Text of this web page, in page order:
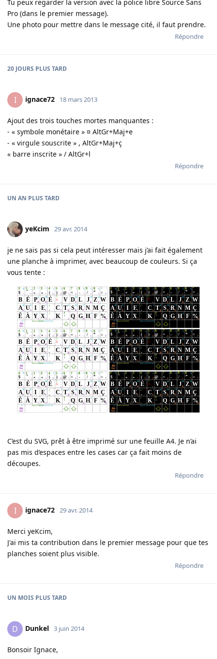
Tu peux regarder la version avec la police libre Source Sans
Pro (dans le premier message).
Une photo pour mettre dans le message cité, il faut prendre.
Répondre
20 JOURS PLUS TARD
I ignace72 18 mars 2013
Ajout des trois touches mortes manquantes :
- « symbole monétaire » ¤ AltGr+Maj+e
- « virgule souscrite » , AltGr+Maj+ç
« barre inscrite » / AltGr+l
Répondre
UN AN PLUS TARD
yeKcim 29 avr. 2014
je ne sais pas si cela peut intéresser mais j’ai fait également
une planche à imprimer, avec beaucoup de couleurs. Si ça
vous tente :
C’est du SVG, prêt à être imprimé sur une feuille A4. Je n’ai
pas mis d’espaces entre les cases car ça fait moins de
découpes.
Répondre
I ignace72 29 avr. 2014
Merci yeKcim,
J'ai mis ta contribution dans le premier message pour que tes
planches soient plus visible.
Répondre
UN MOIS PLUS TARD
D Dunkel 3 juin 2014
Bonsoir Ignace,